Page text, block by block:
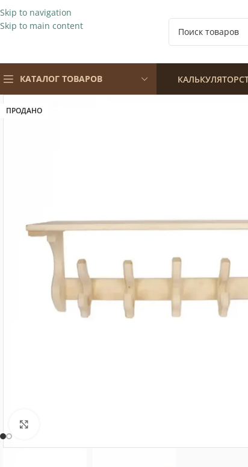
Skip to navigation
Skip to main content
КАТАЛОГ ТОВАРОВ КАЛЬКУЛЯТОР
ПРОДАНО